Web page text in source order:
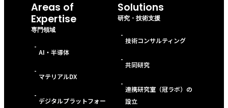
Areas of
Expertise
専門領域
-
AI・半導体
-
マテリアルDX
-
デジタルプラットフォー
Solutions
研究・技術支援
-
技術コンサルティング
-
共同研究
-
連携研究室（冠ラボ）の
設立